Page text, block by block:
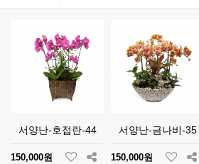
서양난-호접란-44
150,000원
서양난-금나비-35
150,000원